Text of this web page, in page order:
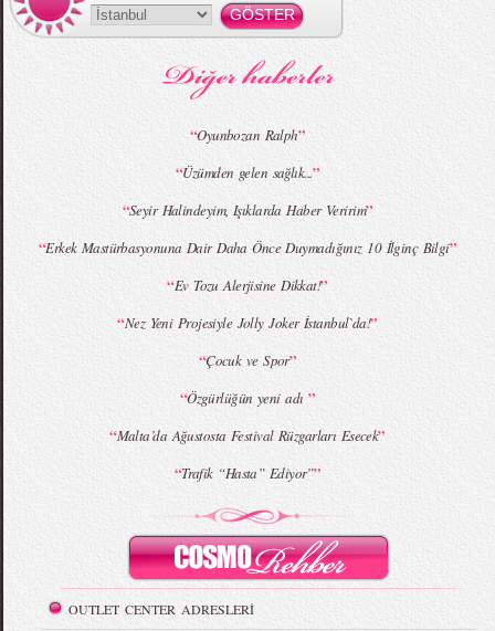
MBFWI - Gülçin Çengel 2015 Yaz
MBFWI - Zeynep Erdoğan 2015 Yaz
MBFWI - Giray Sepin 2015 Yaz Koleksiyonu MBFWI - Burçe Bekrek 2015 Yaz Koleksiyonu
“Oyunbozan Ralph”
“Üzümden gelen sağlık...”
“Seyir Halindeyim, Işıklarda Haber Veririm”
“Erkek Mastürbasyonuna Dair Daha Önce Duymadığınız 10 İlginç Bilgi”
“Ev Tozu Alerjisine Dikkat!”
“Nez Yeni Projesiyle Jolly Joker İstanbul`da!”
“Çocuk ve Spor”
“Özgürlüğün yeni adı ”
“Malta’da Ağustosta Festival Rüzgarları Esecek”
“Trafik “Hasta” Ediyor””
OUTLET CENTER ADRESLERİ